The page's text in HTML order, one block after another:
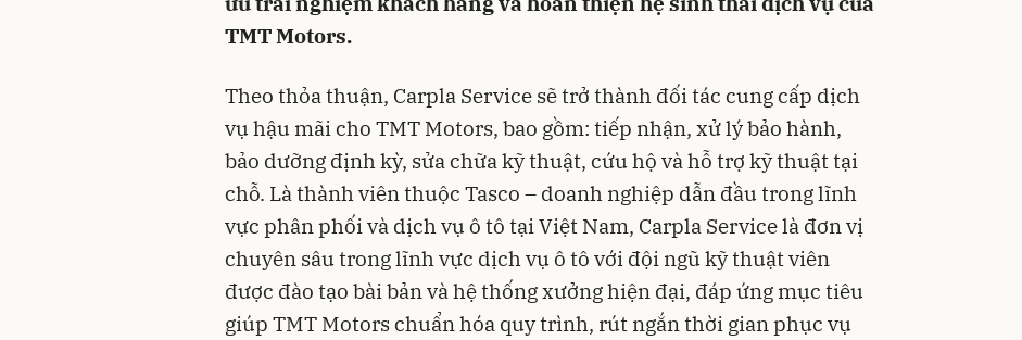
TMT Motors.
Theo thỏa thuận, Carpla Service sẽ trở thành đối tác cung cấp dịch
vụ hậu mãi cho TMT Motors, bao gồm: tiếp nhận, xử lý bảo hành,
bảo dưỡng định kỳ, sửa chữa kỹ thuật, cứu hộ và hỗ trợ kỹ thuật tại
chỗ. Là thành viên thuộc Tasco – doanh nghiệp dẫn đầu trong lĩnh
vực phân phối và dịch vụ ô tô tại Việt Nam, Carpla Service là đơn vị
chuyên sâu trong lĩnh vực dịch vụ ô tô với đội ngũ kỹ thuật viên
được đào tạo bài bản và hệ thống xưởng hiện đại, đáp ứng mục tiêu
giúp TMT Motors chuẩn hóa quy trình, rút ngắn thời gian phục vụ